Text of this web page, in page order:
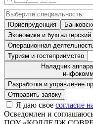
Юриспруденция
Экономика и
Операционная
Туризм и гостеприимство
Наладчик
Разработка и управление
Я даю свое согласие
Осведомлен и